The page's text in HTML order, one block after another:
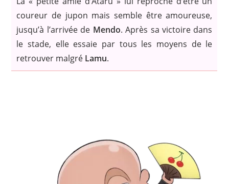
coureur de jupon mais semble être amoureuse,
jusqu’à l’arrivée de Mendo. Après sa victoire dans
le stade, elle essaie par tous les moyens de le
retrouver malgré Lamu.